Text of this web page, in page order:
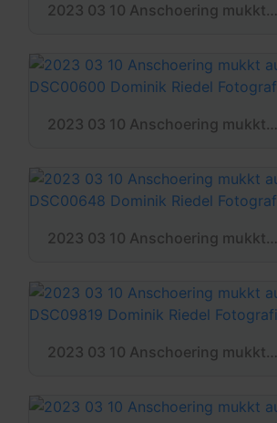
2023 03 10 Anschoering mukkt auf DSC00570 Dominik Riedel Fotografie
2023 03 10 Anschoering mukkt auf DSC00600 Dominik Riedel Fotografie
2023 03 10 Anschoering mukkt auf DSC00648 Dominik Riedel Fotografie
2023 03 10 Anschoering mukkt auf DSC09819 Dominik Riedel Fotografie